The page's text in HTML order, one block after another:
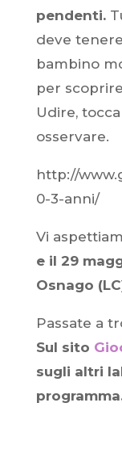
pendenti.
deve
bambino
per
Udire,
osservare.
http://
0-3-anni/
Vi
e il 29
Osnago
Passate a
Sul sito
sugli altri